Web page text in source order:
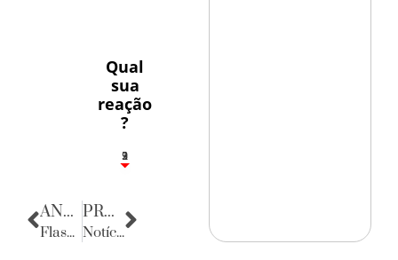
Qual
sua
reação
?
3
1
2
9
ANTERIOR
Flashes
PRÓXIMA
Notícias da Caserna